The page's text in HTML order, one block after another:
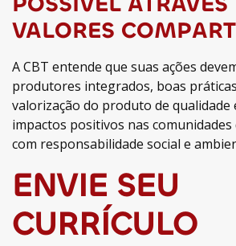
VALORES
A CBT entende que suas ações
produtores integrados, boas
valorização do produto de qualidade
impactos positivos nas
com responsabilidade social e
ENVIE SEU
CURRÍCULO